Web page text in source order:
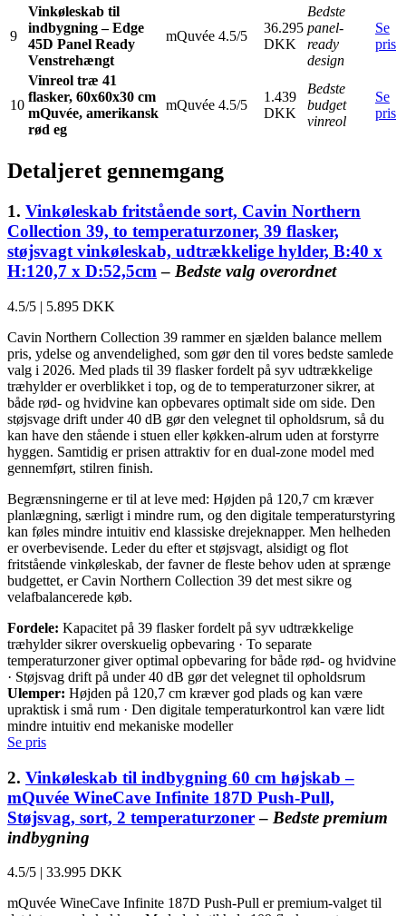
9
Vinkøleskab til
indbygning – Edge
45D Panel Ready
Venstrehængt
mQuvée 4.5/5
36.295
DKK
Bedste
panel-
ready
design
Se
pris
10
Vinreol træ 41
flasker, 60x60x30 cm
mQuvée, amerikansk
rød eg
mQuvée 4.5/5
1.439
DKK
Bedste
budget
vinreol
Se
pris
Detaljeret gennemgang
1. Vinkøleskab fritstående sort, Cavin Northern
Collection 39, to temperaturzoner, 39 flasker,
støjsvagt vinkøleskab, udtrækkelige hylder, B:40 x
H:120,7 x D:52,5cm – Bedste valg overordnet
4.5/5 | 5.895 DKK
Cavin Northern Collection 39 rammer en sjælden balance mellem
pris, ydelse og anvendelighed, som gør den til vores bedste samlede
valg i 2026. Med plads til 39 flasker fordelt på syv udtrækkelige
træhylder er overblikket i top, og de to temperaturzoner sikrer, at
både rød- og hvidvine kan opbevares optimalt side om side. Den
støjsvage drift under 40 dB gør den velegnet til opholdsrum, så du
kan have den stående i stuen eller køkken-alrum uden at forstyrre
hyggen. Samtidig er prisen attraktiv for en dual-zone model med
gennemført, stilren finish.
Begrænsningerne er til at leve med: Højden på 120,7 cm kræver
planlægning, særligt i mindre rum, og den digitale temperaturstyring
kan føles mindre intuitiv end klassiske drejeknapper. Men helheden
er overbevisende. Leder du efter et støjsvagt, alsidigt og flot
fritstående vinkøleskab, der favner de fleste behov uden at sprænge
budgettet, er Cavin Northern Collection 39 det mest sikre og
velafbalancerede køb.
Fordele: Kapacitet på 39 flasker fordelt på syv udtrækkelige
træhylder sikrer overskuelig opbevaring · To separate
temperaturzoner giver optimal opbevaring for både rød- og hvidvine
· Støjsvag drift på under 40 dB gør det velegnet til opholdsrum
Ulemper: Højden på 120,7 cm kræver god plads og kan være
upraktisk i små rum · Den digitale temperaturkontrol kan være lidt
mindre intuitiv end mekaniske modeller
Se pris
2. Vinkøleskab til indbygning 60 cm højskab –
mQuvée WineCave Infinite 187D Push-Pull,
Støjsvag, sort, 2 temperaturzoner– Bedste premium
indbygning
4.5/5 | 33.995 DKK
mQuvée WineCave Infinite 187D Push-Pull er premium-valget til